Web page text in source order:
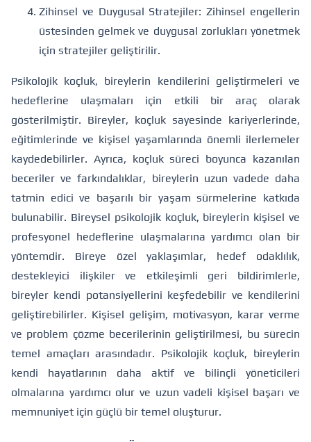
Zihinsel ve Duygusal Stratejiler: Zihinsel engellerin
üstesinden gelmek ve duygusal zorlukları yönetmek
için stratejiler geliştirilir.
Psikolojik koçluk, bireylerin kendilerini geliştirmeleri ve
hedeflerine ulaşmaları için etkili bir araç olarak
gösterilmiştir. Bireyler, koçluk sayesinde kariyerlerinde,
eğitimlerinde ve kişisel yaşamlarında önemli ilerlemeler
kaydedebilirler. Ayrıca, koçluk süreci boyunca kazanılan
beceriler ve farkındalıklar, bireylerin uzun vadede daha
tatmin edici ve başarılı bir yaşam sürmelerine katkıda
bulunabilir. Bireysel psikolojik koçluk, bireylerin kişisel ve
profesyonel hedeflerine ulaşmalarına yardımcı olan bir
yöntemdir. Bireye özel yaklaşımlar, hedef odaklılık,
destekleyici ilişkiler ve etkileşimli geri bildirimlerle,
bireyler kendi potansiyellerini keşfedebilir ve kendilerini
geliştirebilirler. Kişisel gelişim, motivasyon, karar verme
ve problem çözme becerilerinin geliştirilmesi, bu sürecin
temel amaçları arasındadır. Psikolojik koçluk, bireylerin
kendi hayatlarının daha aktif ve bilinçli yöneticileri
olmalarına yardımcı olur ve uzun vadeli kişisel başarı ve
memnuniyet için güçlü bir temel oluşturur.